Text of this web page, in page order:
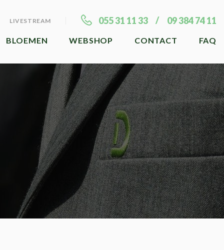
LIVESTREAM 055 31 11 33 09 384 74 11
BLOEMEN WEBSHOP CONTACT FAQ